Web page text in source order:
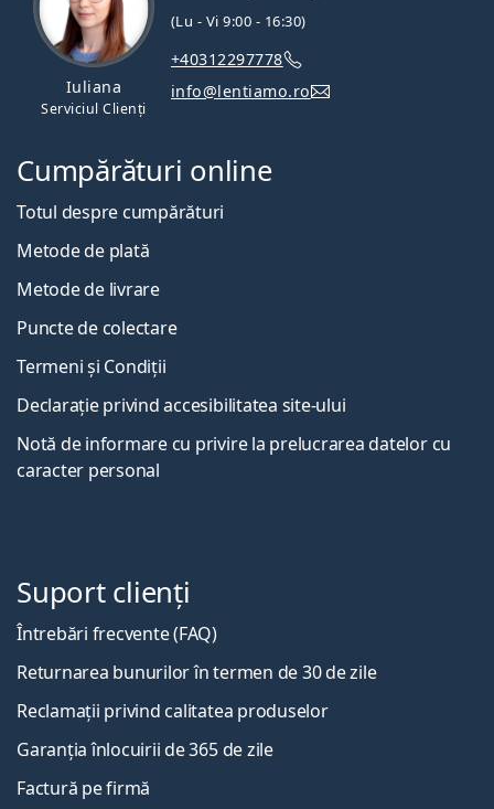
Iuliana
Serviciul Clienți
(Lu - Vi 9:00 - 16:30)
+40312297778
info@lentiamo.ro
Cumpărături online
Totul despre cumpărături
Metode de plată
Metode de livrare
Puncte de colectare
Termeni și Condiții
Declarație privind accesibilitatea site-ului
Notă de informare cu privire la prelucrarea datelor cu
caracter personal
Suport clienți
Întrebări frecvente (FAQ)
Returnarea bunurilor în termen de 30 de zile
Reclamații privind calitatea produselor
Garanția înlocuirii de 365 de zile
Factură pe firmă